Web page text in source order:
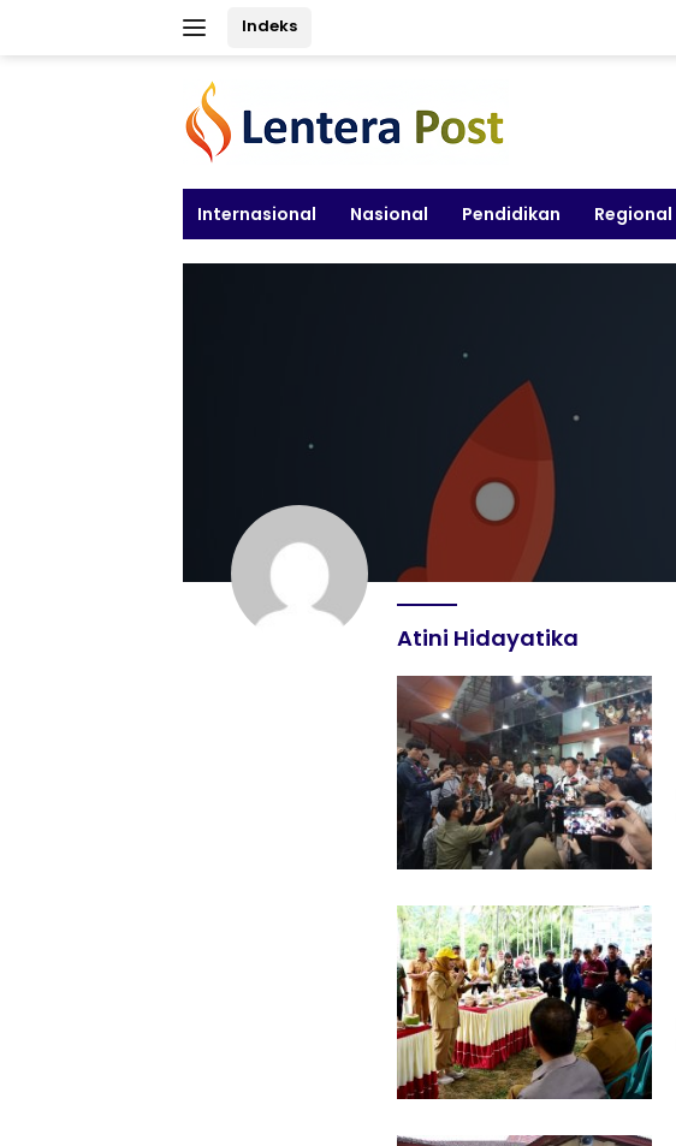
Indeks
Internasional Nasional Pendidikan Regional
Atini Hidayatika